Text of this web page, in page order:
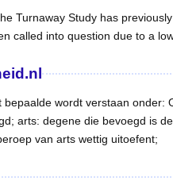
Turnaway Study has
called into question due to a
wordt verstaan
arts: degene die bevoegd is
van arts wettig uitoefent;